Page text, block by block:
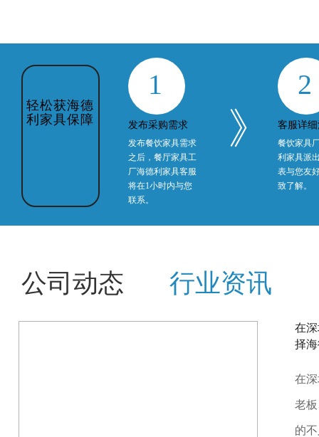
轻松获海德
利家具保障
1
发布采购需求
发布餐饮家具需求
之后，餐厅家具工
厂海德利家具客服
将在1小时内与您
联系。
》
2
客服详
餐饮家具
利家具派
表与您友
致了解。
公司动态 行业资讯
在
择
在
老
的